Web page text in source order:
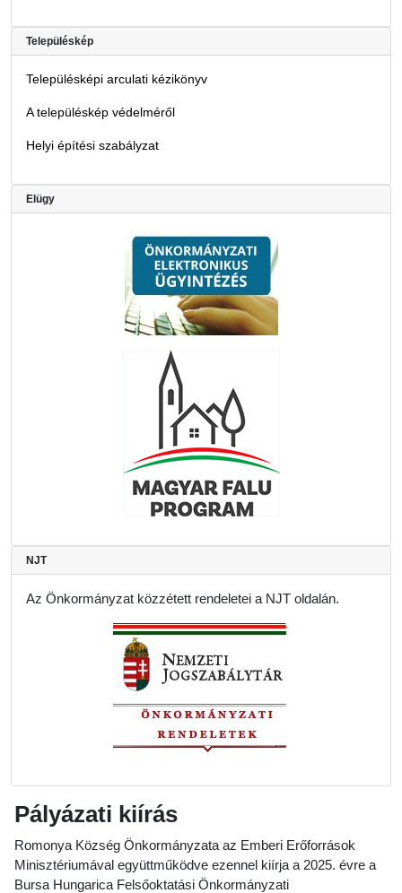
Településkép
Településképi arculati kézikönyv
A településkép védelméről
Helyi építési szabályzat
Elügy
NJT
Az Önkormányzat közzétett rendeletei a NJT oldalán.
Pályázati kiírás
Romonya Község Önkormányzata az Emberi Erőforrások
Minisztériumával együttműködve ezennel kiírja a 2025. évre a
Bursa Hungarica Felsőoktatási Önkormányzati